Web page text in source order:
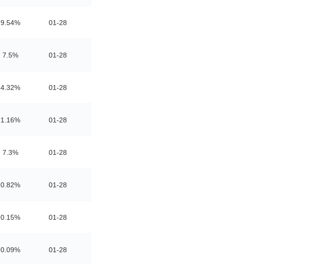
9.54% 01-28
7.5% 01-28
4.32% 01-28
1.16% 01-28
7.3% 01-28
0.82% 01-28
0.15% 01-28
0.09% 01-28